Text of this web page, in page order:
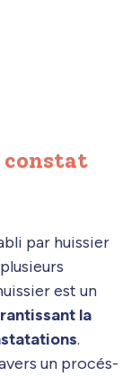
constat
par huissier
est un
la
.
un procés-